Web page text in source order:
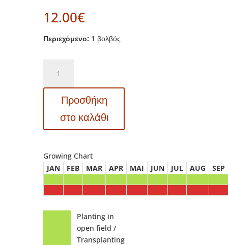
12.00€
Περιεχόμενο: 1 βολβός
Amaryllis
–
Αμαρυλλίς
ποσότητα
Προσθήκη
στο καλάθι
Growing Chart
JAN
FEB MAR APR MAI JUN JUL AUG SEP
Planting in
open field /
Transplanting